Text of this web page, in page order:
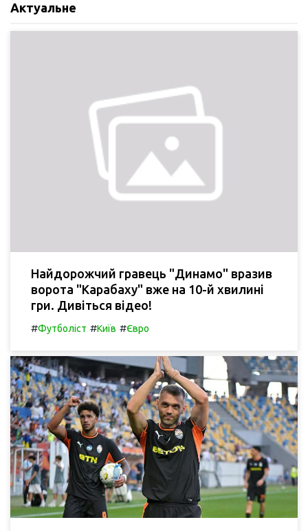
Актуальне
Найдорожчий гравець "Динамо" вразив
ворота "Карабаху" вже на 10-й хвилині
гри. Дивіться відео!
#Футболіст #Київ #Євро